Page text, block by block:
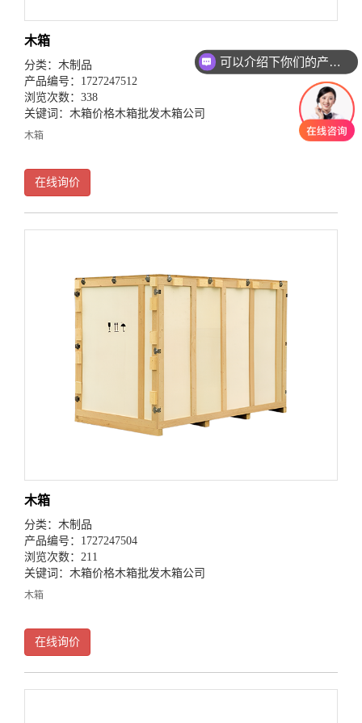
木箱
分类： 木制品
产品编号：1727247512
浏览次数：338
关键词： 木箱价格木箱批发木箱公司
木箱
在线询价
木箱
分类： 木制品
产品编号：1727247504
浏览次数：211
关键词： 木箱价格木箱批发木箱公司
木箱
在线询价
可以介绍下你们的产品么？